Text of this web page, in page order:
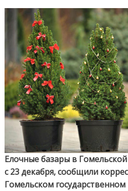
Елочные базары в
с 23 декабря, сообщили
Гомельском